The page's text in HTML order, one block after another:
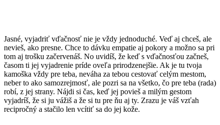
Jasné, vyjadriť vďačnosť nie je vždy jednoduché. Veď aj chceš, ale
nevieš, ako presne. Chce to dávku empatie aj pokory a možno sa pri
tom aj trošku začervenáš. No uvidíš, že keď s vďačnosťou začneš,
časom ti jej vyjadrenie príde oveľa prirodzenejšie. Ak je tu tvoja
kamoška vždy pre teba, neváha za tebou cestovať celým mestom,
neber to ako samozrejmosť, ale pozri sa na všetko, čo pre teba (rada)
robí, z jej strany. Nájdi si čas, keď jej povieš a milým gestom
vyjadríš, že si ju vážiš a že si tu pre ňu aj ty. Zrazu je váš vzťah
recipročný a stačilo len vcítiť sa do jej kože.